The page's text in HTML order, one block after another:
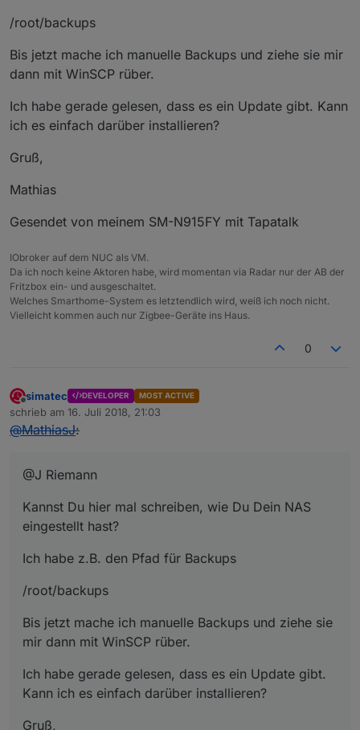
/root/backups
Bis jetzt mache ich manuelle Backups und ziehe sie mir
dann mit WinSCP rüber.
Ich habe gerade gelesen, dass es ein Update gibt. Kann
ich es einfach darüber installieren?
Gruß,
Mathias
Gesendet von meinem SM-N915FY mit Tapatalk
IObroker auf dem NUC als VM.
Da ich noch keine Aktoren habe, wird momentan via Radar nur der AB der
Fritzbox ein- und ausgeschaltet.
Welches Smarthome-System es letztendlich wird, weiß ich noch nicht.
Vielleicht kommen auch nur Zigbee-Geräte ins Haus.
0
Offline
simatec DEVELOPER MOST ACTIVE
schrieb am 16. Juli 2018, 21:03
zuletzt editiert von
@MathiasJ:
@J Riemann
Kannst Du hier mal schreiben, wie Du Dein NAS
eingestellt hast?
Ich habe z.B. den Pfad für Backups
/root/backups
Bis jetzt mache ich manuelle Backups und ziehe sie
mir dann mit WinSCP rüber.
Ich habe gerade gelesen, dass es ein Update gibt.
Kann ich es einfach darüber installieren?
Gruß,